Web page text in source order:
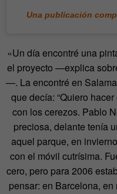
Una publicación
«Un día encontré una
el proyecto —explica
—. La encontré en
que decía: “Quiero
con los cerezos. Pablo
preciosa, delante tenía
aquel parque, en
con el móvil cutrísima.
cero, pero para 2006
pensar: en Barcelona,